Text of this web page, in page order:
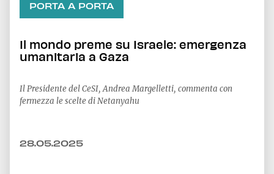
PORTA A PORTA
Il mondo preme su Israele: emergenza
umanitaria a Gaza
Il Presidente del CeSI, Andrea Margelletti, commenta con
fermezza le scelte di Netanyahu
28.05.2025